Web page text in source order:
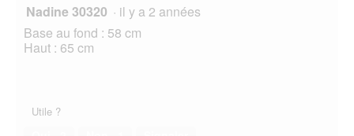
Nadine 30320 · il y a 2 années
Base au fond : 58 cm
Haut : 65 cm
Utile ?